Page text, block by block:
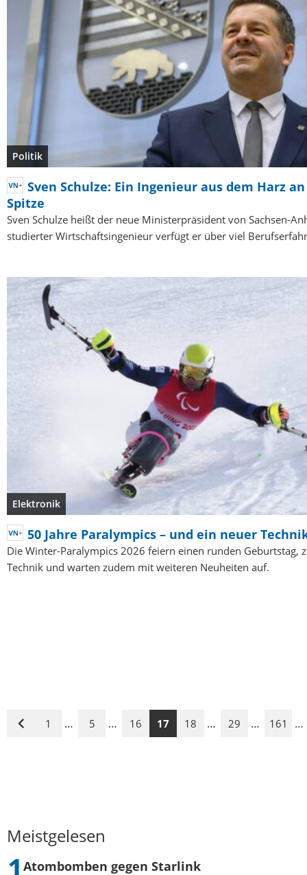
Politik
Sven Schulze: Ein Ingenieur aus dem Harz
Spitze
Sven Schulze heißt der neue Ministerpräsident von Sachsen-
studierter Wirtschaftsingenieur verfügt er über viel
Elektronik
50 Jahre Paralympics – und ein neuer
Die Winter-Paralympics 2026 feiern einen runden Geburtstag,
Technik und warten zudem mit weiteren Neuheiten auf.
Vorige
1 … 5 … 16 17 18 … 29 … 161 …
Meistgelesen
Atombomben gegen Starlink